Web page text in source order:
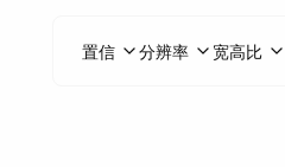
置信 分辨率 宽高比